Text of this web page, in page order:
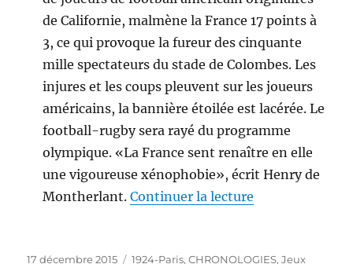
de Californie, malmène la France 17 points à
3, ce qui provoque la fureur des cinquante
mille spectateurs du stade de Colombes. Les
injures et les coups pleuvent sur les joueurs
américains, la bannière étoilée est lacérée. Le
football-rugby sera rayé du programme
olympique. «La France sent renaître en elle
une vigoureuse xénophobie», écrit Henry de
Montherlant.Continuer la lecture
Publié
17 décembre 2015 Catégories
1924-Paris,CHRONOLOGIES,Jeux